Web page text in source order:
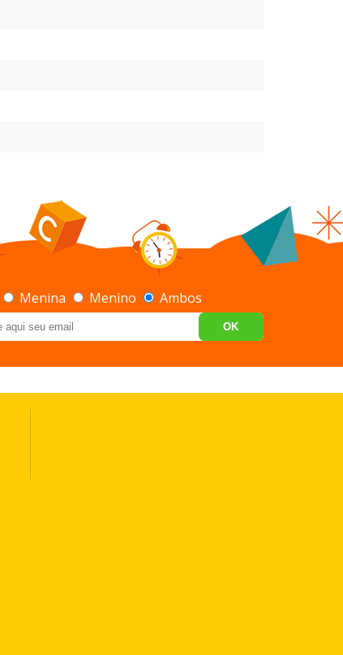
Menina Menino Ambos
OK